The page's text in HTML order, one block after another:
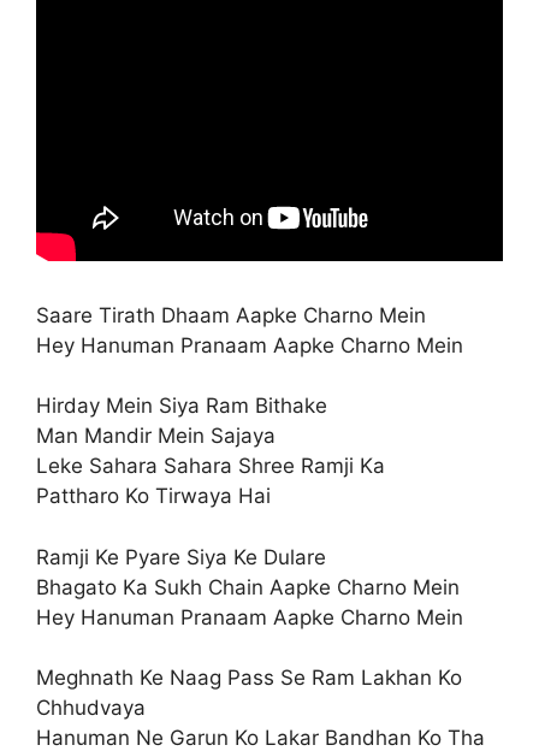
Saare Tirath Dhaam Aapke Charno Mein
Hey Hanuman Pranaam Aapke Charno Mein
Hirday Mein Siya Ram Bithake
Man Mandir Mein Sajaya
Leke Sahara Sahara Shree Ramji Ka
Pattharo Ko Tirwaya Hai
Ramji Ke Pyare Siya Ke Dulare
Bhagato Ka Sukh Chain Aapke Charno Mein
Hey Hanuman Pranaam Aapke Charno Mein
Meghnath Ke Naag Pass Se Ram Lakhan Ko
Chhudvaya
Hanuman Ne Garun Ko Lakar Bandhan Ko Tha